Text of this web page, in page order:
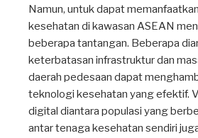
Namun, untuk dapat
kesehatan di kawasan ASEAN
beberapa tantangan. Beberapa
keterbatasan infrastruktur dan
daerah pedesaan dapat
teknologi kesehatan yang efektif.
digital diantara populasi yang
antar tenaga kesehatan sendiri